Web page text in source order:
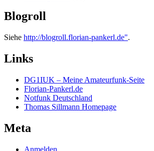
Blogroll
Siehe http://blogroll.florian-pankerl.de".
Links
DG1IUK – Meine Amateurfunk-Seite
Florian-Pankerl.de
Notfunk Deutschland
Thomas Sillmann Homepage
Meta
Anmelden